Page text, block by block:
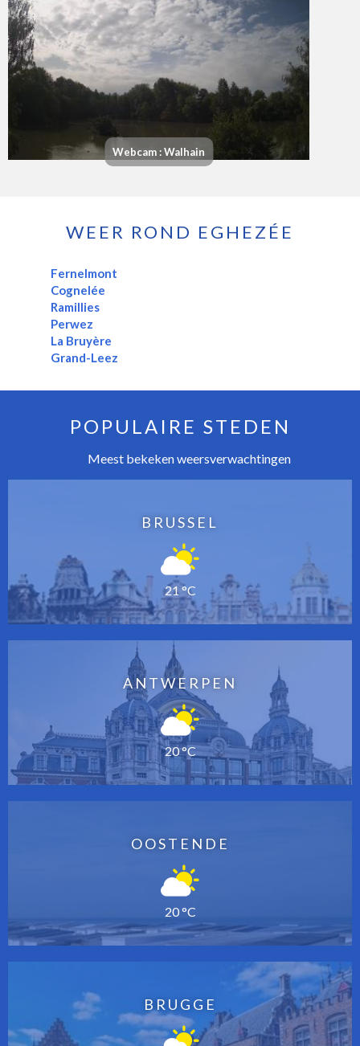
Webcam : Walhain
WEER ROND EGHEZÉE
Fernelmont
Cognelée
Ramillies
Perwez
La Bruyère
Grand-Leez
POPULAIRE STEDEN
Meest bekeken weersverwachtingen
BRUSSEL
21 °C
ANTWERPEN
20 °C
OOSTENDE
20 °C
BRUGGE